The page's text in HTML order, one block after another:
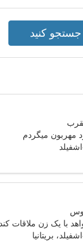
مهربون میگردم
با یک زن ملاقات کند
بریتانیا